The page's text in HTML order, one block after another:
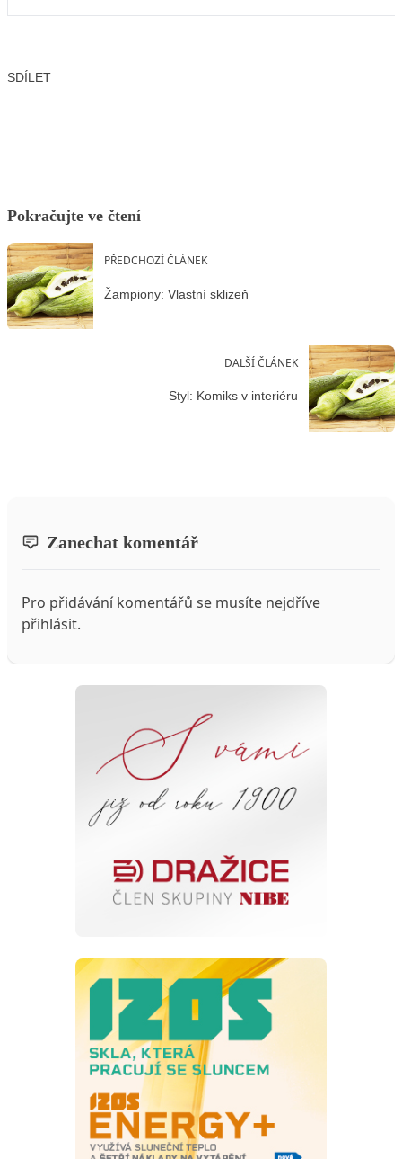
SDÍLET
Pokračujte ve čtení
PŘEDCHOZÍ ČLÁNEK
Žampiony: Vlastní sklizeň
DALŠÍ ČLÁNEK
Styl: Komiks v interiéru
Zanechat komentář
Pro přidávání komentářů se musíte nejdříve
přihlásit.